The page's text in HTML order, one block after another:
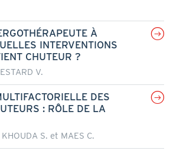
À
INTERVENTIONS
CHUTEUR ?
V.
DES
: RÔLE DE LA
S. et MAES C.